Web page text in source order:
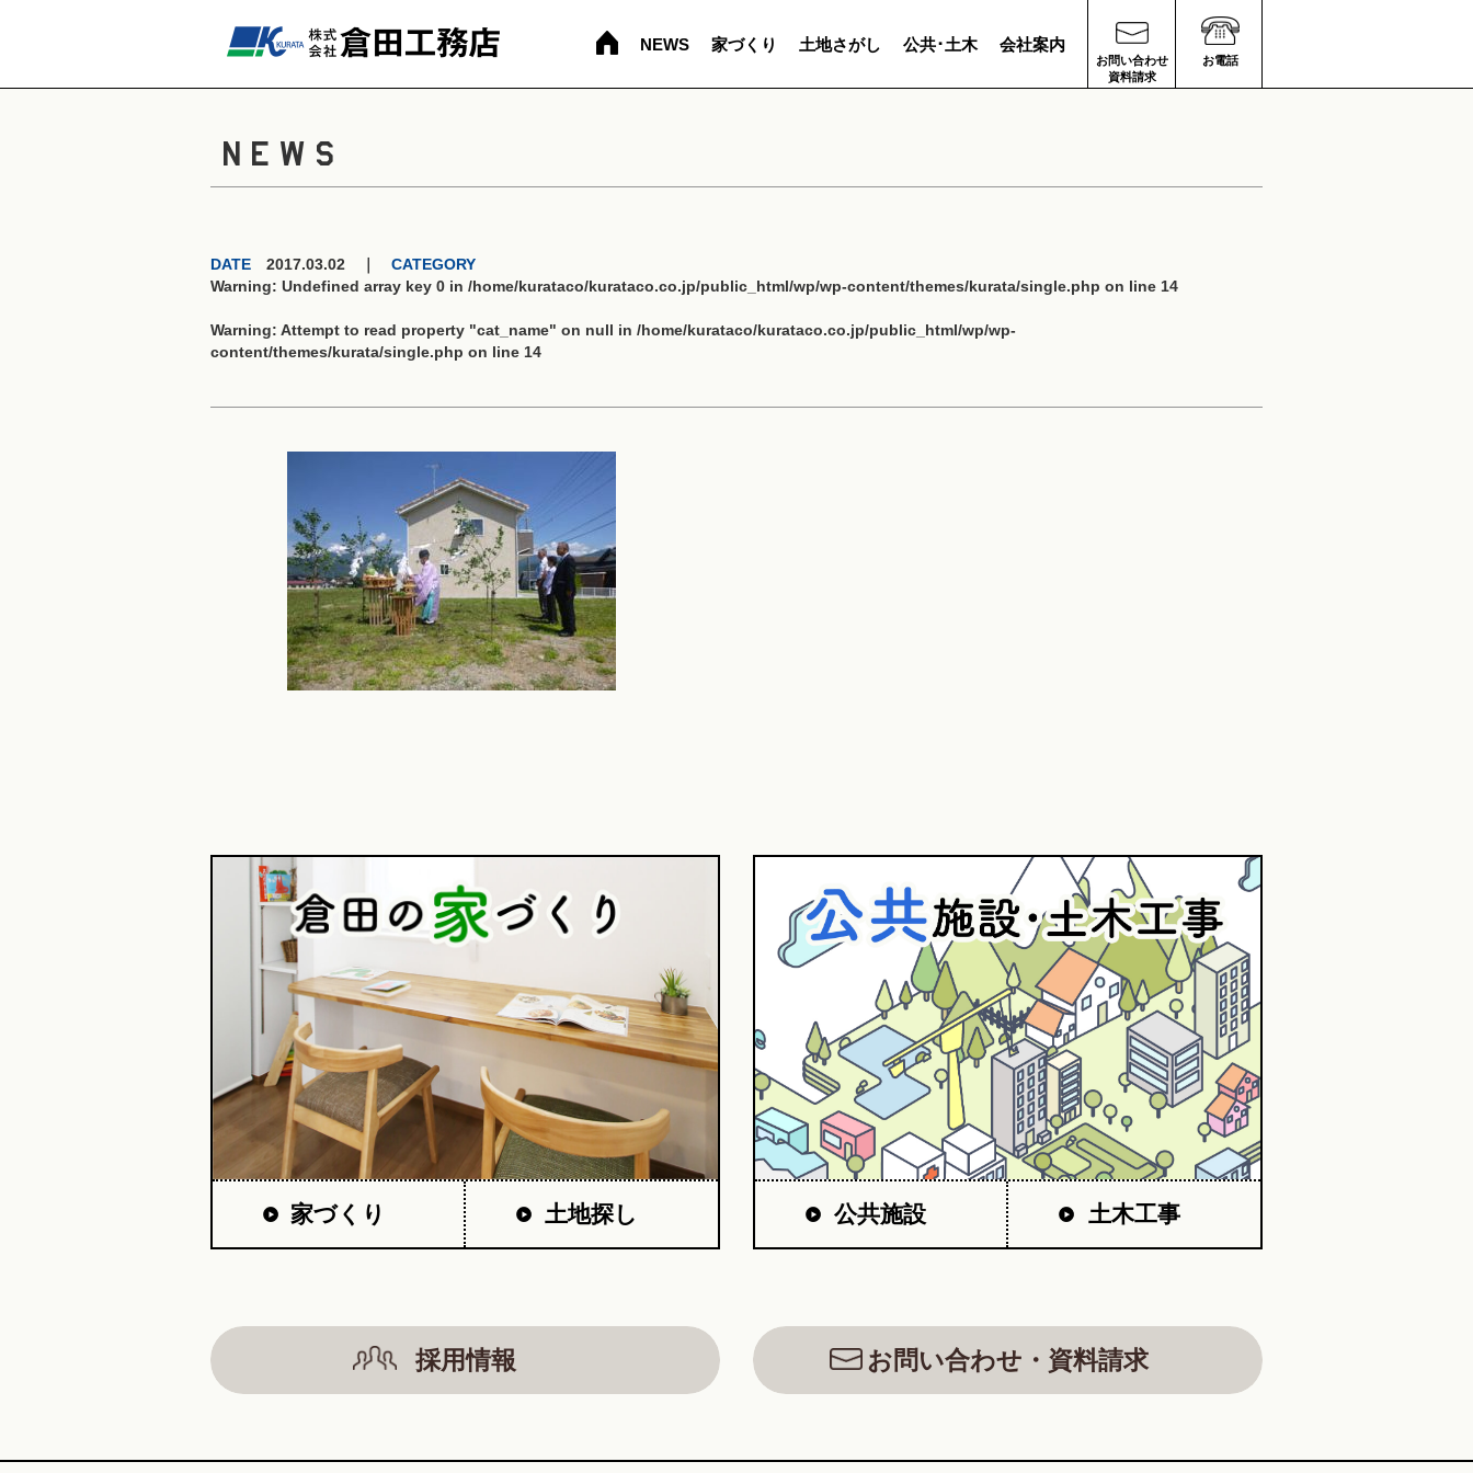
NEWS 家づくり 土地さがし 公共･土木 会社案内
お問い合わせ
資料請求
お電話
NEWS
DATE 2017.03.02 ｜ CATEGORY
Warning: Undefined array key 0 in /home/kurataco/kurataco.co.jp/public_html/wp/wp-content/themes/kurata/single.php on line 14
Warning: Attempt to read property "cat_name" on null in /home/kurataco/kurataco.co.jp/public_html/wp/wp-
content/themes/kurata/single.php on line 14
家づくり 土地探し 公共施設 土木工事
採用情報 お問い合わせ・資料請求